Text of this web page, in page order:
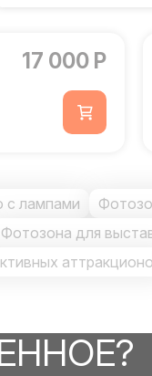
17 000 Р
с лампами
Фотозона для